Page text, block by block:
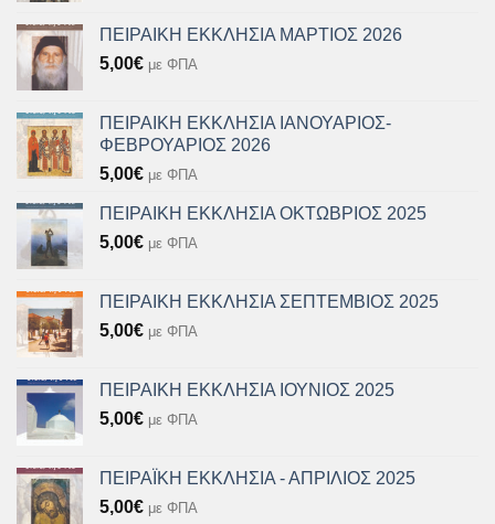
ΠΕΙΡΑΙΚΗ ΕΚΚΛΗΣΙΑ ΜΑΡΤΙΟΣ 2026
5,00€ με ΦΠΑ
ΠΕΙΡΑΙΚΗ ΕΚΚΛΗΣΙΑ ΙΑΝΟΥΑΡΙΟΣ-
ΦΕΒΡΟΥΑΡΙΟΣ 2026
5,00€ με ΦΠΑ
ΠΕΙΡΑΙΚΗ ΕΚΚΛΗΣΙΑ ΟΚΤΩΒΡΙΟΣ 2025
5,00€ με ΦΠΑ
ΠΕΙΡΑΙΚΗ ΕΚΚΛΗΣΙΑ ΣΕΠΤΕΜΒΙΟΣ 2025
5,00€ με ΦΠΑ
ΠΕΙΡΑΙΚΗ ΕΚΚΛΗΣΙΑ ΙΟΥΝΙΟΣ 2025
5,00€ με ΦΠΑ
ΠΕΙΡΑΪΚΗ ΕΚΚΛΗΣΙΑ - ΑΠΡΙΛΙΟΣ 2025
5,00€ με ΦΠΑ